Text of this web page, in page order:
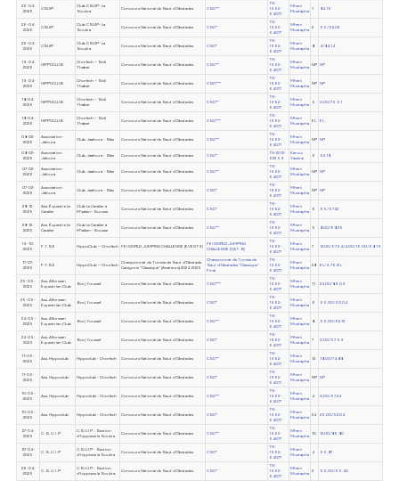
26-04-
2026
CSUIP
Club CSUIP- La
Soukra
Concours National de Saut d'Obstacles CSO**
TN-
1962-
64077
Mheni
Mustapha
1 84.16
26-04-
2026
CSUIP
Club CSUIP- La
Soukra
Concours National de Saut d'Obstacles CSO*
TN-
1962-
64077
Mheni
Mustapha
2 65/52.02
25-04-
2026
CSUIP
Club CSUIP- La
Soukra
Concours National de Saut d'Obstacles CSO*
TN-
1962-
64077
Mheni
Mustapha
8 4/84.14
19-04-
2026
HIPPOCLUB
Chorfech – Sidi
Thabet
Concours National de Saut d'Obstacles CSO**
TN-
1962-
64077
Mheni
Mustapha
NP NP
19-04-
2026
HIPPOCLUB
Chorfech – Sidi
Thabet
Concours National de Saut d'Obstacles CSO***
TN-
1962-
64077
Mheni
Mustapha
NP NP
18-04-
2026
HIPPOCLUB
Chorfech – Sidi
Thabet
Concours National de Saut d'Obstacles CSO**
TN-
1962-
64077
Mheni
Mustapha
5 0.00/75.51
18-04-
2026
HIPPOCLUB
Chorfech – Sidi
Thabet
Concours National de Saut d'Obstacles CSO***
TN-
1962-
64077
Mheni
Mustapha
EL EL
08-02-
2026
Association
Jafoura
Club Jaafoura - Sfax Concours National de Saut d'Obstacles CSO**
TN-
1962-
64077
Mheni
Mustapha
NP NP
08-02-
2026
Association
Jafoura
Club Jaafoura - Sfax Concours National de Saut d'Obstacles CSO*
TN-2012-
62359
Karoui
Yassine
6 62.18
07-02-
2026
Association
Jafoura
Club Jaafoura - Sfax Concours National de Saut d'Obstacles CSO**
TN-
1962-
64077
Mheni
Mustapha
NP NP
07-02-
2026
Association
Jafoura
Club Jaafoura - Sfax Concours National de Saut d'Obstacles CSO*
TN-
1962-
64077
Mheni
Mustapha
NP NP
28-12-
2025
Ass. Équestre Le
Cavalier
Club Le Cavalier à
M’saken~Sousse
Concours National de Saut d'Obstacles CSO*
TN-
1962-
64077
Mheni
Mustapha
6 65/57.22
28-12-
2025
Ass. Équestre Le
Cavalier
Club Le Cavalier à
M’saken~Sousse
Concours National de Saut d'Obstacles CSO**
TN-
1962-
64077
Mheni
Mustapha
5 8.00/68.25
19-10-
2025
F.T.S.E HippoClub – Chorfech FEI WORLD JUMPING CHALLENGE (EVENT 3)
FEI WORLD JUMPING
CHALLENGE (CAT. B)
TN-
1962-
64077
Mheni
Mustapha
7 12.00/67.34/4.00/16.00/68.19
17-07-
2025
F.T.S.E HippoClub – Chorfech
Championnat de Tunisie de Saut d'Obstacle
Catégorie "Classique" (Amateurs) 2024-2025
Championnat de Tunisie de
Saut d'Obstacles "Classique"
Final
TN-
1962-
64077
Mheni
Mustapha
28 EL/9.76/EL
25-05-
2025
Ass. Alforssan
Equestrian Club
Borj Youssef Concours National de Saut d'Obstacles CSO***
TN-
1962-
64077
Mheni
Mustapha
11 24.00/89.09
25-05-
2025
Ass. Alforssan
Equestrian Club
Borj Youssef Concours National de Saut d'Obstacles CSO*
TN-
1962-
64077
Mheni
Mustapha
6 65.00/50.04
24-05-
2025
Ass. Alforssan
Equestrian Club
Borj Youssef Concours National de Saut d'Obstacles CSO**
TN-
1962-
64077
Mheni
Mustapha
8 65.00/52.13
24-05-
2025
Ass. Alforssan
Equestrian Club
Borj Youssef Concours National de Saut d'Obstacles CSO*
TN-
1962-
64077
Mheni
Mustapha
7 0.00/57.59
11-05-
2025
Ass. Hippoclub Hippoclub - Chorfech Concours National de Saut d'Obstacles CSO**
TN-
1962-
64077
Mheni
Mustapha
13 18.00/74.88
11-05-
2025
Ass. Hippoclub Hippoclub - Chorfech Concours National de Saut d'Obstacles CSO*
TN-
1962-
64077
Mheni
Mustapha
NP NP
10-05-
2025
Ass. Hippoclub Hippoclub - Chorfech Concours National de Saut d'Obstacles CSO**
TN-
1962-
64077
Mheni
Mustapha
4 0.00/67.24
10-05-
2025
Ass. Hippoclub Hippoclub - Chorfech Concours National de Saut d'Obstacles CSO*
TN-
1962-
64077
Mheni
Mustapha
24 25.00/52.04
27-04-
2025
C. S. U. I .P
C.S.U.I.P - Section
d'hippisme la Soukra
Concours National de Saut d'Obstacles CSO**
TN-
1962-
64077
Mheni
Mustapha
10 12.00/86.80
27-04-
2025
C. S. U. I .P
C.S.U.I.P - Section
d'hippisme la Soukra
Concours National de Saut d'Obstacles CSO*
TN-
1962-
64077
Mheni
Mustapha
4 65.87
26-04-
2025
C. S. U. I .P
C.S.U.I.P - Section
d'hippisme la Soukra.
Concours National de Saut d'Obstacles CSO*
TN-
1962-
64077
Mheni
Mustapha
3 65.00/65.40